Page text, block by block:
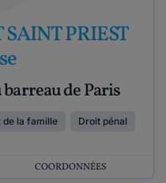
PRIEST
de Paris
de la famille Droit pénal
COORDONNÉES